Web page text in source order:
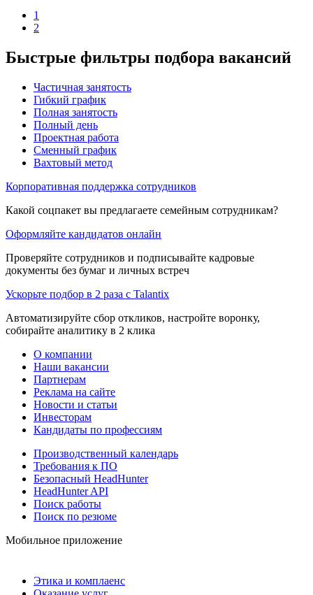
1
2
Быстрые фильтры подбора вакансий
Частичная занятость
Гибкий график
Полная занятость
Полный день
Проектная работа
Сменный график
Вахтовый метод
Корпоративная поддержка сотрудников
Какой соцпакет вы предлагаете семейным сотрудникам?
Оформляйте кандидатов онлайн
Проверяйте сотрудников и подписывайте кадровые
документы без бумаг и личных встреч
Ускорьте подбор в 2 раза с Talantix
Автоматизируйте сбор откликов, настройте воронку,
собирайте аналитику в 2 клика
О компании
Наши вакансии
Партнерам
Реклама на сайте
Новости и статьи
Инвесторам
Кандидаты по профессиям
Производственный календарь
Требования к ПО
Безопасный HeadHunter
HeadHunter API
Поиск работы
Поиск по резюме
Мобильное приложение
Этика и комплаенс